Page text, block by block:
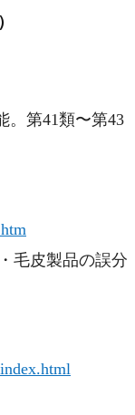
。第41類〜第43
毛皮製品の誤分